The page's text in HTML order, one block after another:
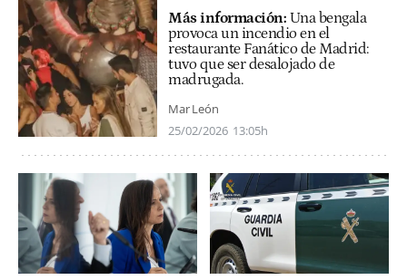
Más información: Una bengala
provoca un incendio en el
restaurante Fanático de Madrid:
tuvo que ser desalojado de
madrugada.
Mar León
25/02/2026 13:05h